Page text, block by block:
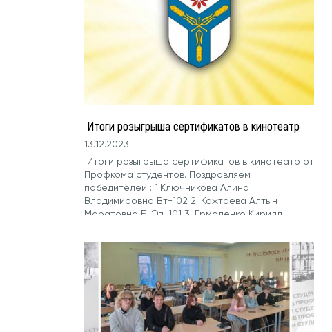
Итоги розыгрыша сертификатов в кинотеатр
13.12.2023
Итоги розыгрыша сертификатов в кинотеатр от
Профкома студентов. Поздравляем
победителей : 1.Ключникова Алина
Владимировна Вт-102 2. Кажтаева Алтын
Маратовна Б-Эп-101 3. Ермоленко Кирилл
учебного комплекса.